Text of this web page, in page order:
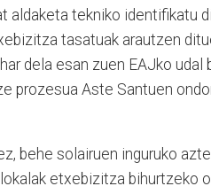
aldaketa tekniko identifikatu
tasatuak arautzen
dela esan zuen EAJko udal
prozesua Aste Santuen
behe solairuen inguruko
etxebizitza bihurtzeko